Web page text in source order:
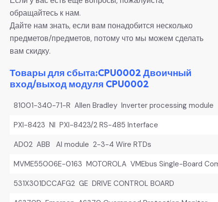
обращайтесь к нам.
Дайте нам знать, если вам понадобится несколько
предметов/предметов, потому что мы можем сделать
вам скидку.
Товары для сбыта:CPU0002 Двоичный
вход/выход модуля CPU0002
81001-340-71-R Allen Bradley Inverter processing module
PXI-8423 NI PXI-8423/2 RS-485 Interface
AD02 ABB AI module 2-3-4 Wire RTDs
MVME55006E-0163 MOTOROLA VMEbus Single-Board
531X301DCCAFG2 GE DRIVE CONTROL BOARD